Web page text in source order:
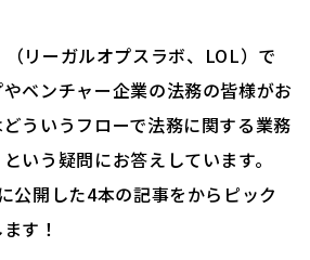
（リーガルオプスラボ、LOL）で
ベンチャー企業の法務の皆様がお
ういうフローで法務に関する業務
いう疑問にお答えしています。
公開した4本の記事をからピック
す！